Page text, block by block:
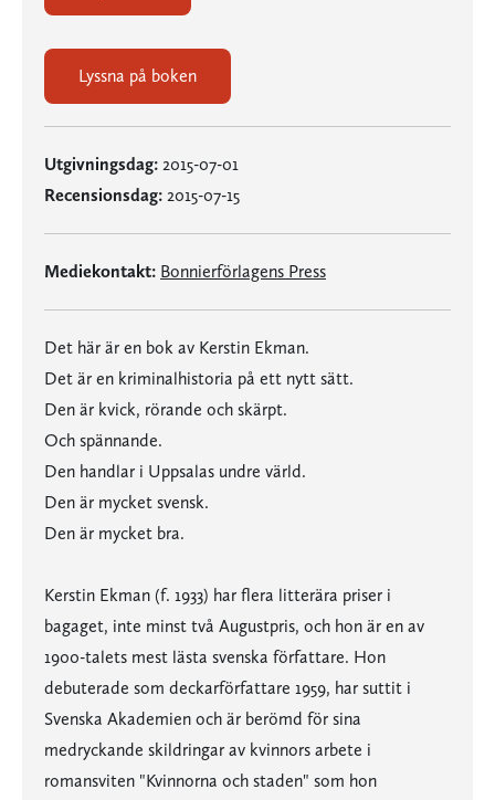
Lyssna på boken
Utgivningsdag: 2015-07-01
Recensionsdag: 2015-07-15
Mediekontakt: Bonnierförlagens Press
Det här är en bok av Kerstin Ekman.
Det är en kriminalhistoria på ett nytt sätt.
Den är kvick, rörande och skärpt.
Och spännande.
Den handlar i Uppsalas undre värld.
Den är mycket svensk.
Den är mycket bra.
Kerstin Ekman (f. 1933) har flera litterära priser i
bagaget, inte minst två Augustpris, och hon är en av
1900-talets mest lästa svenska författare. Hon
debuterade som deckarförfattare 1959, har suttit i
Svenska Akademien och är berömd för sina
medryckande skildringar av kvinnors arbete i
romansviten "Kvinnorna och staden" som hon